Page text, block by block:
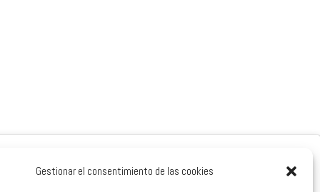
Gestionar el consentimiento de las cookies